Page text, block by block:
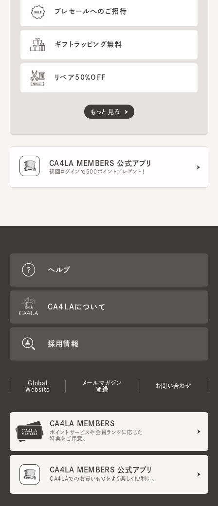
プレセールへのご招待
ギフトラッピング無料
リペア50％OFF
もっと見る
CA4LA MEMBERS 公式アプリ
初回ログインで500ポイントプレゼント！
ヘルプ
CA4LAについて
採用情報
Global
Website
メールマガジン
登録
お問い合わせ
CA4LA MEMBERS
ポイントサービスや会員ランクに応じた
特典をご用意。
CA4LA MEMBERS 公式アプリ
CA4LAでのお買いものをより楽しく便利に。